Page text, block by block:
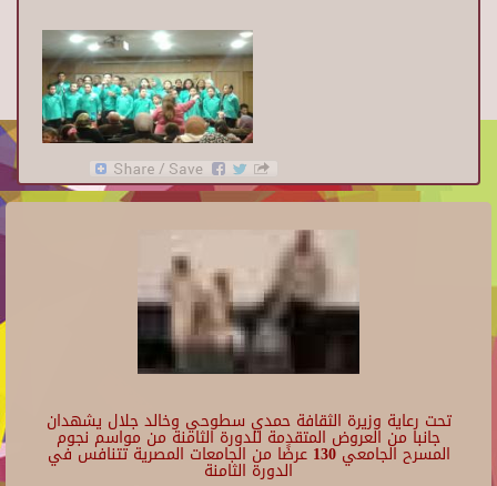
تحت رعاية وزيرة الثقافة حمدي سطوحي وخالد جلال يشهدان
جانبا من العروض المتقدمة للدورة الثامنة من مواسم نجوم
المسرح الجامعي 130 عرضًا من الجامعات المصرية تتنافس في
الدورة الثامنة